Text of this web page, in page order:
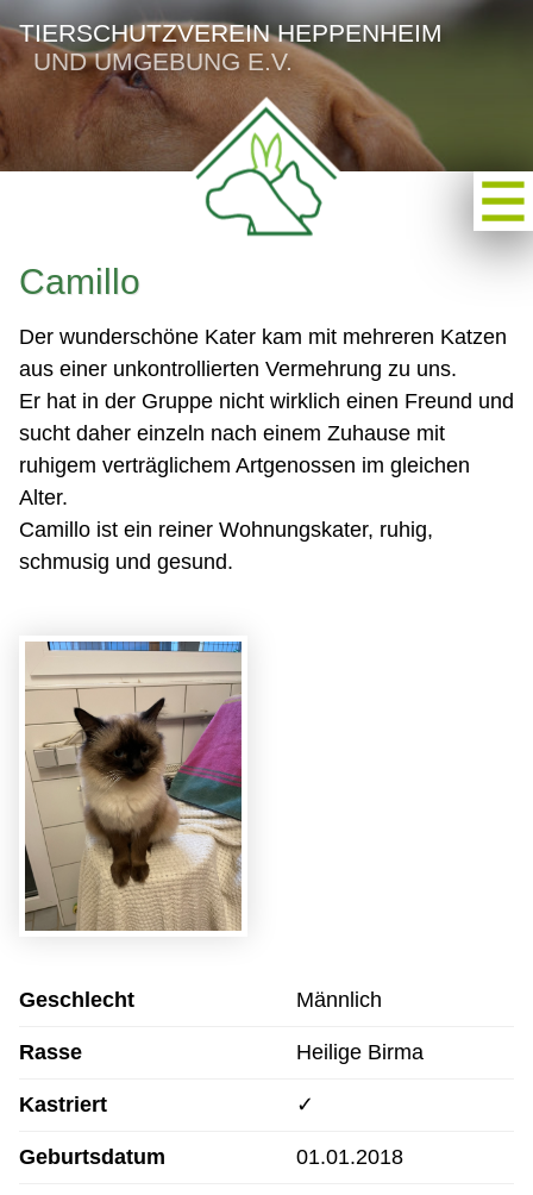
TIERSCHUTZVEREIN HEPPENHEIM
UND UMGEBUNG E.V.
Camillo
Der wunderschöne Kater kam mit mehreren Katzen
aus einer unkontrollierten Vermehrung zu uns.
Er hat in der Gruppe nicht wirklich einen Freund und
sucht daher einzeln nach einem Zuhause mit
ruhigem verträglichem Artgenossen im gleichen
Alter.
Camillo ist ein reiner Wohnungskater, ruhig,
schmusig und gesund.
Geschlecht Männlich
Rasse Heilige Birma
Kastriert ✓
Geburtsdatum 01.01.2018